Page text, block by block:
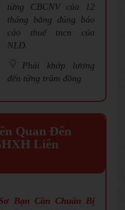
từng CBCNV của 12
tháng bằng đúng báo
cáo thuế tncn của
NLĐ.
Phải khớp lương
đến từng trăm đồng
Quan Đến
Liên
Bạn Cần Chuẩn Bị